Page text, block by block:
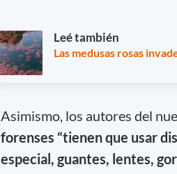
Leé también
Las medusas rosas
Asimismo, los autores del
forenses “tienen que usar
especial, guantes, lentes,